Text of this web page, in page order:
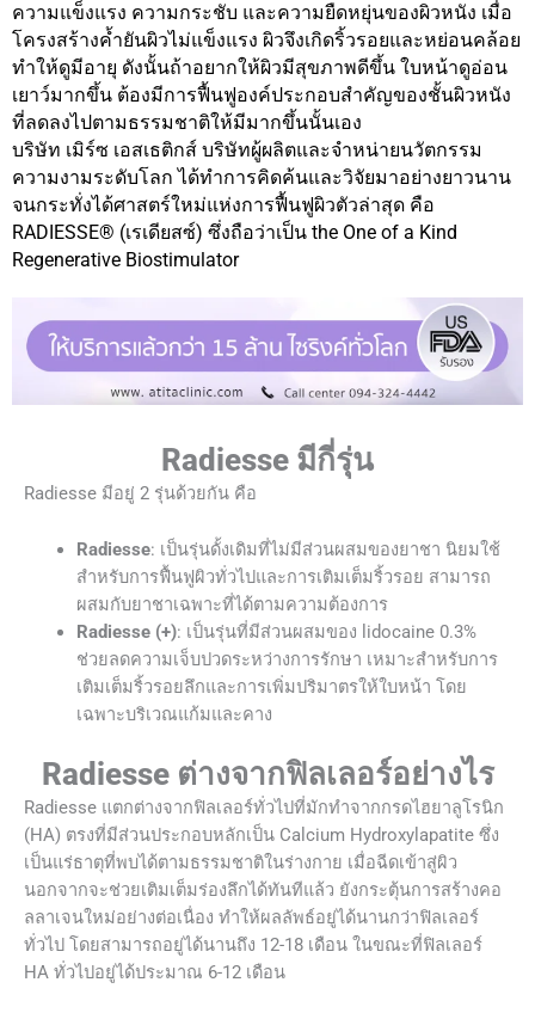
ความแข็งแรง ความกระชับ และความยืดหยุ่นของผิวหนัง เมื่อ
โครงสร้างค้ำยันผิวไม่แข็งแรง ผิวจึงเกิดริ้วรอยและหย่อนคล้อย
ทำให้ดูมีอายุ ดังนั้นถ้าอยากให้ผิวมีสุขภาพดีขึ้น ใบหน้าดูอ่อน
เยาว์มากขึ้น ต้องมีการฟื้นฟูองค์ประกอบสำคัญของชั้นผิวหนัง
ที่ลดลงไปตามธรรมชาติให้มีมากขึ้นนั้นเอง
บริษัท เมิร์ซ เอสเธติกส์ บริษัทผู้ผลิตและจำหน่ายนวัตกรรม
ความงามระดับโลก ได้ทำการคิดค้นและวิจัยมาอย่างยาวนาน
จนกระทั่งได้ศาสตร์ใหม่แห่งการฟื้นฟูผิวตัวล่าสุด คือ
RADIESSE® (เรเดียสซ์) ซึ่งถือว่าเป็น the One of a Kind
Regenerative Biostimulator
Radiesse มีกี่รุ่น
Radiesse มีอยู่ 2 รุ่นด้วยกัน คือ
Radiesse: เป็นรุ่นดั้งเดิมที่ไม่มีส่วนผสมของยาชา นิยมใช้
สำหรับการฟื้นฟูผิวทั่วไปและการเติมเต็มริ้วรอย สามารถ
ผสมกับยาชาเฉพาะที่ได้ตามความต้องการ
Radiesse (+): เป็นรุ่นที่มีส่วนผสมของ lidocaine 0.3%
ช่วยลดความเจ็บปวดระหว่างการรักษา เหมาะสำหรับการ
เติมเต็มริ้วรอยลึกและการเพิ่มปริมาตรให้ใบหน้า โดย
เฉพาะบริเวณแก้มและคาง
Radiesse ต่างจากฟิลเลอร์อย่างไร
Radiesse แตกต่างจากฟิลเลอร์ทั่วไปที่มักทำจากกรดไฮยาลูโรนิก
(HA) ตรงที่มีส่วนประกอบหลักเป็น Calcium Hydroxylapatite ซึ่ง
เป็นแร่ธาตุที่พบได้ตามธรรมชาติในร่างกาย เมื่อฉีดเข้าสู่ผิว
นอกจากจะช่วยเติมเต็มร่องลึกได้ทันทีแล้ว ยังกระตุ้นการสร้างคอ
ลลาเจนใหม่อย่างต่อเนื่อง ทำให้ผลลัพธ์อยู่ได้นานกว่าฟิลเลอร์
ทั่วไป โดยสามารถอยู่ได้นานถึง 12-18 เดือน ในขณะที่ฟิลเลอร์
HA ทั่วไปอยู่ได้ประมาณ 6-12 เดือน